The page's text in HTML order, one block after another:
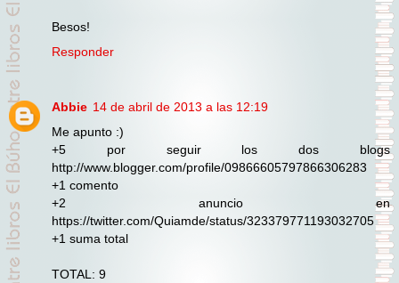
Besos!
Responder
Abbie 14 de abril de 2013 a las 12:19
Me apunto :)
+5 por seguir los dos blogs
http://www.blogger.com/profile/09866605797866306283
+1 comento
+2 anuncio en
https://twitter.com/Quiamde/status/323379771193032705
+1 suma total
TOTAL: 9